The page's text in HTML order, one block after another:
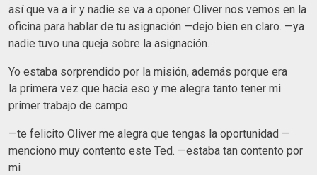
así que va a ir y nadie se va a oponer Oliver nos vemos en la
oficina para hablar de tu asignación —dejo bien en claro. —ya
nadie tuvo una queja sobre la asignación.
Yo estaba sorprendido por la misión, además porque era
la primera vez que hacia eso y me alegra tanto tener mi
primer trabajo de campo.
—te felicito Oliver me alegra que tengas la oportunidad —
menciono muy contento este Ted. —estaba tan contento por
mi